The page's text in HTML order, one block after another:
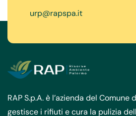
urp@rapspa.it
RAP S.p.A. è l’azienda del Comune
gestisce i rifiuti e cura la pulizia